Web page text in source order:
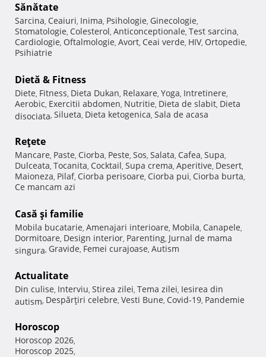
Sănătate
Sarcina, Ceaiuri, Inima, Psihologie, Ginecologie,
Stomatologie, Colesterol, Anticonceptionale, Test sarcina,
Cardiologie, Oftalmologie, Avort, Ceai verde, HIV, Ortopedie,
Psihiatrie
Dietă & Fitness
Diete, Fitness, Dieta Dukan, Relaxare, Yoga, Intretinere,
Aerobic, Exercitii abdomen, Nutritie, Dieta de slabit, Dieta
disociata, Silueta, Dieta ketogenica, Sala de acasa
Reţete
Mancare, Paste, Ciorba, Peste, Sos, Salata, Cafea, Supa,
Dulceata, Tocanita, Cocktail, Supa crema, Aperitive, Desert,
Maioneza, Pilaf, Ciorba perisoare, Ciorba pui, Ciorba burta,
Ce mancam azi
Casă şi familie
Mobila bucatarie, Amenajari interioare, Mobila, Canapele,
Dormitoare, Design interior, Parenting, Jurnal de mama
singura, Gravide, Femei curajoase, Autism
Actualitate
Din culise, Interviu, Stirea zilei, Tema zilei, Iesirea din
autism, Despărţiri celebre, Vesti Bune, Covid-19, Pandemie
Horoscop
Horoscop 2026,
Horoscop 2025,